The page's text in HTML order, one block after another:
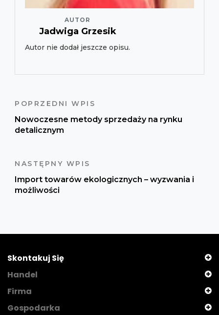
AUTOR
Jadwiga Grzesik
Autor nie dodał jeszcze opisu.
POPRZEDNI WPIS
Nowoczesne metody sprzedaży na rynku
detalicznym
NASTĘPNY WPIS
Import towarów ekologicznych – wyzwania i
możliwości
Skontakuj Się
Handel
Firma
Gospodarka